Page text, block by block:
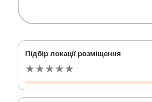
Підбір локації розміщення
★★★★★